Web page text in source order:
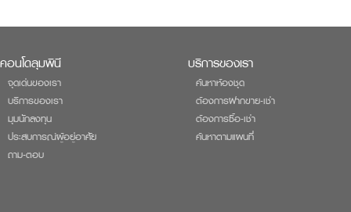
คอนโดลุมพินี
จุดเด่นของเรา
บริการของเรา
มุมนักลงทุน
ประสบการณ์ผู้อยู่อาศัย
ถาม-ตอบ
บริการของเรา
ค้นหาห้องชุด
ต้องการฝากขาย-เช่า
ต้องการซื้อ-เช่า
ค้นหาตามแผนที่